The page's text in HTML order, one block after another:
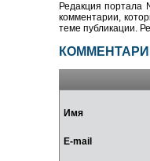
Редакция портала
комментарии,
теме публикации.
Имя
E-mail